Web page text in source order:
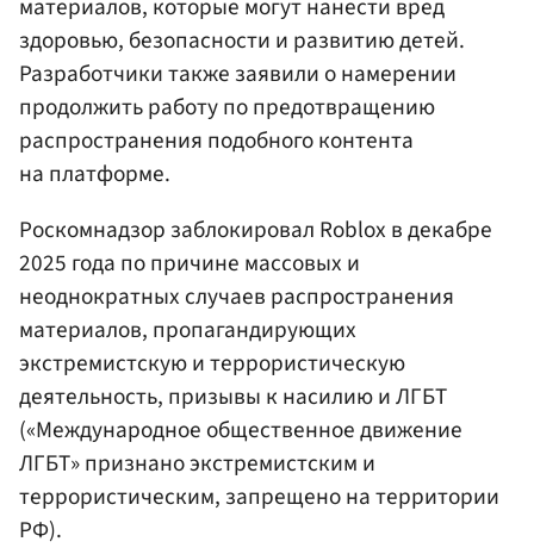
материалов, которые могут нанести вред
здоровью, безопасности и развитию детей.
Разработчики также заявили о намерении
продолжить работу по предотвращению
распространения подобного контента
на платформе.
Роскомнадзор заблокировал Roblox в декабре
2025 года по причине массовых и
неоднократных случаев распространения
материалов, пропагандирующих
экстремистскую и террористическую
деятельность, призывы к насилию и ЛГБТ
(«Международное общественное движение
ЛГБТ» признано экстремистским и
террористическим, запрещено на территории
РФ).